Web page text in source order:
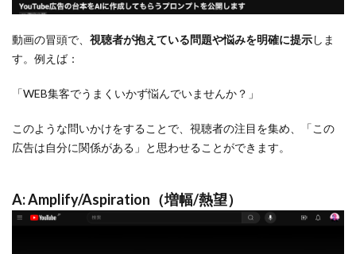
動画の冒頭で、 視聴者が抱えている問題や悩みを明確に提示しま
す。例えば：
「WEB集客でうまくいかず悩んでいませんか？」
このような問いかけをすることで、視聴者の注目を集め、「この
広告は自分に関係がある」と思わせることができます。
A: Amplify/Aspiration（増幅/熱望）